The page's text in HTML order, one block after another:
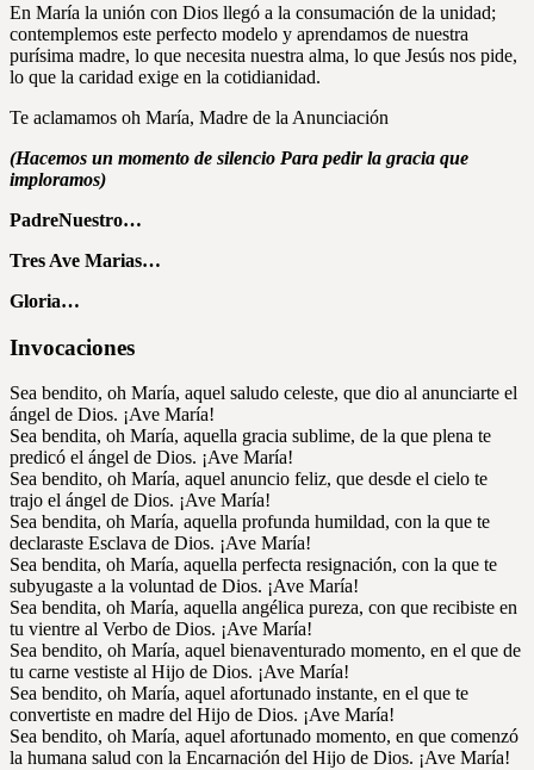
En María la unión con Dios llegó a la consumación de la unidad;
contemplemos este perfecto modelo y aprendamos de nuestra
purísima madre, lo que necesita nuestra alma, lo que Jesús nos pide,
lo que la caridad exige en la cotidianidad.
Te aclamamos oh María, Madre de la Anunciación
(Hacemos un momento de silencio Para pedir la gracia que
imploramos)
PadreNuestro…
Tres Ave Marias…
Gloria…
Invocaciones
Sea bendito, oh María, aquel saludo celeste, que dio al anunciarte el
ángel de Dios. ¡Ave María!
Sea bendita, oh María, aquella gracia sublime, de la que plena te
predicó el ángel de Dios. ¡Ave María!
Sea bendito, oh María, aquel anuncio feliz, que desde el cielo te
trajo el ángel de Dios. ¡Ave María!
Sea bendita, oh María, aquella profunda humildad, con la que te
declaraste Esclava de Dios. ¡Ave María!
Sea bendita, oh María, aquella perfecta resignación, con la que te
subyugaste a la voluntad de Dios. ¡Ave María!
Sea bendita, oh María, aquella angélica pureza, con que recibiste en
tu vientre al Verbo de Dios. ¡Ave María!
Sea bendito, oh María, aquel bienaventurado momento, en el que de
tu carne vestiste al Hijo de Dios. ¡Ave María!
Sea bendito, oh María, aquel afortunado instante, en el que te
convertiste en madre del Hijo de Dios. ¡Ave María!
Sea bendito, oh María, aquel afortunado momento, en que comenzó
la humana salud con la Encarnación del Hijo de Dios. ¡Ave María!